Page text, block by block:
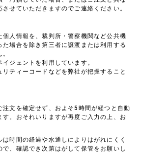
せていただきますのでご連絡ください。
個人情報を、裁判所・警察機関など公共機
た場合を除き第三者に譲渡または利用する
ジェントを利用しています。
リティーコードなどを弊社が把握すること
注文を確定せず、およそ5時間が経つと自動
す。おそれいりますが再度ご入力の上、お
時間の経過や水通しによりはがれにくく
、確認でき次第はがして保管をお願いし